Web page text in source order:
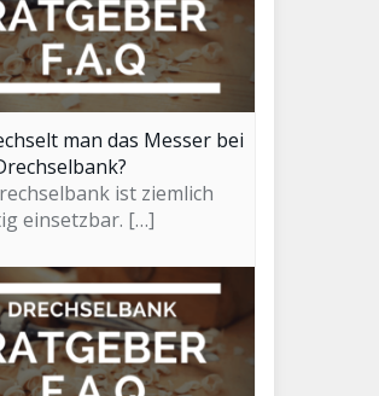
man das Messer bei
ist ziemlich
einsetzbar. […]